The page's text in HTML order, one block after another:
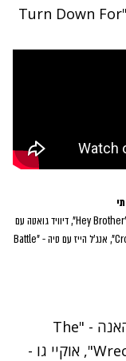
"Animals", דיג'יי סנייק עם ליל ג'ון - "Turn Down For
ביונסה - "Pretty Hurts", קלי רולנד - "Dirty Laundry", אביצ'י - "Hey Brother", דיוויד גואטה עם
מיקי אקו - "One Voice", ג'יי קול עם טי אל סי - "Crooked Smile", אנג'ל הייז עם סיה - "Battle
ביונסה - "Pretty Hurts", אמינם וריהאנה - "The
Monster", מיילי סיירוס - "Wrecking Ball", אוקיי גו -